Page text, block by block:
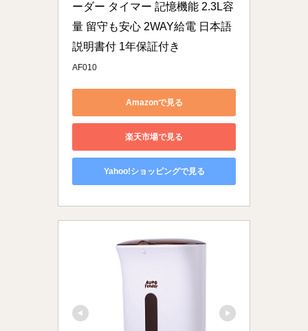
ーダー タイマー 記憶機能 2.3L容
量 留守も安心 2WAY給電 日本語
説明書付 1年保証付き
AF010
Amazonで見る
楽天市場で見る
Yahoo!ショッピングで見る